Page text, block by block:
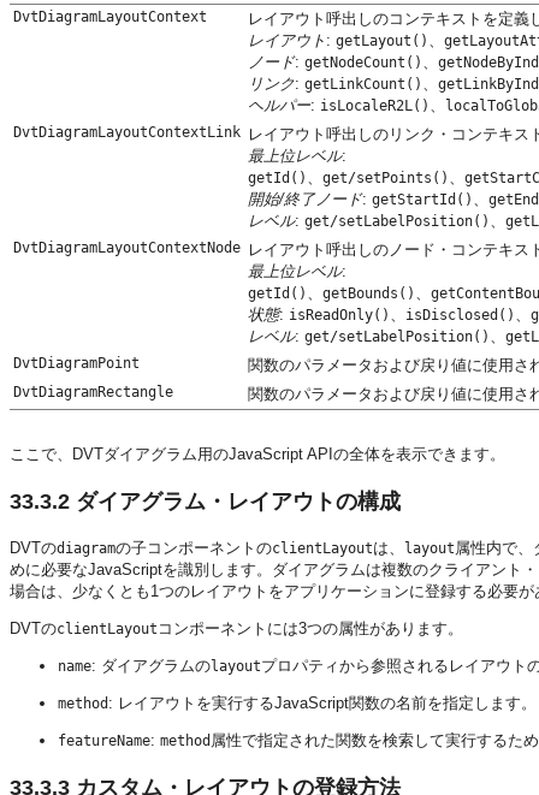
DvtDiagramLayoutContext
レイアウト呼出しのコンテキストを定義
レイアウト : getLayout() 、
ノード: getNodeCount() 、
リンク: getLinkCount() 、
ヘルパー: isLocaleR2L() 、
DvtDiagramLayoutContextLink レイアウト呼出しのリンク・コンテキス
最上位レベル:
getId() 、 get/setPoints() 、
開始/終了ノード: getStartId() 、
レベル: get/setLabelPosition() 、
DvtDiagramLayoutContextNode レイアウト呼出しのノード・コンテキス
最上位レベル:
getId() 、 getBounds() 、
状態: isReadOnly() 、 isDisclosed() 、
レベル: get/setLabelPosition() 、
DvtDiagramPoint
関数のパラメータおよび戻り値に使用さ
DvtDiagramRectangle 関数のパラメータおよび戻り値に使用
ここで、DVTダイアグラム用のJavaScript APIの全体を表示できます。
33.3.2 ダイアグラム・レイアウトの構成
DVTのdiagramの子コンポーネントのclientLayoutは、 layout属性内で、
めに必要なJavaScriptを識別します。ダイアグラムは複数のクライアント
場合は、少なくとも1つのレイアウトをアプリケーションに登録する必要が
DVTのclientLayout コンポーネントには3つの属性があります。
name: ダイアグラムのlayoutプロパティから参照されるレイアウト
method : レイアウトを実行するJavaScript関数の名前を指定します。
featureName: method 属性で指定された関数を検索して実行するた
33.3.3 カスタム・レイアウトの登録方法